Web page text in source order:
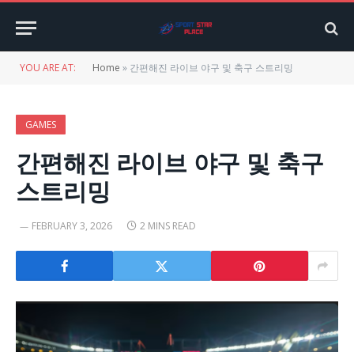
YOU ARE AT: Home » 간편해진 라이브 야구 및 축구 스트리밍
GAMES
간편해진 라이브 야구 및 축구
스트리밍
FEBRUARY 3, 2026 2 MINS READ